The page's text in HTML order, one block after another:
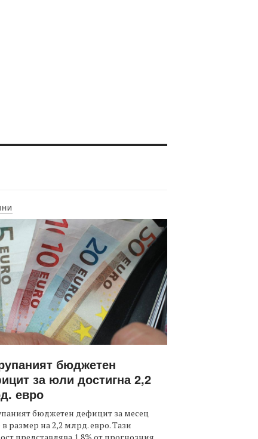
бюджетен
за юли достигна 2,2
евро
бюджетен дефицит за месец
размер на 2,2 млрд. евро. Тази